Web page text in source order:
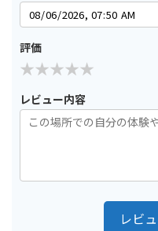
評価
レビュー内容
レビ